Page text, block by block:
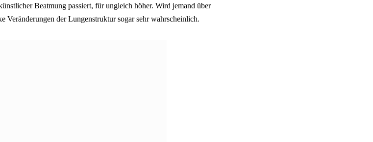
Beatmung passiert, für ungleich höher. Wird jemand über
Veränderungen der Lungenstruktur sogar sehr wahrscheinlich.